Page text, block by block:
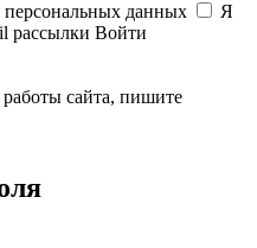
персональных данных
Я
рассылки Войти
сайта, пишите